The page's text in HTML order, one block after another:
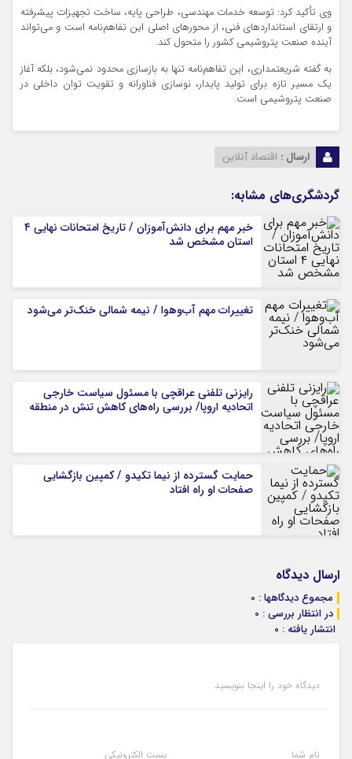
وی تأکید کرد: توسعه خدمات مهندسی، طراحی پایه، ساخت تجهیزات پیشرفته
و ارتقای استاندارد‌های فنی، از محور‌های اصلی این تفاهم‌نامه است و می‌تواند
آینده صنعت پتروشیمی کشور را متحول کند.
به گفته شریعتمداری، این تفاهم‌نامه تنها به بازسازی محدود نمی‌شود، بلکه آغاز
یک مسیر تازه برای تولید پایدار، نوسازی فناورانه و تقویت توان داخلی در
صنعت پتروشیمی است.
ارسال : اقتصاد آنلاین
گردشگری‌های مشابه:
خبر مهم برای دانش‌آموزان / تاریخ امتحانات نهایی ۴
استان مشخص شد
تغییرات مهم آب‌وهوا / نیمه شمالی خنک‌تر می‌شود
رایزنی تلفنی عراقچی با مسئول سیاست خارجی
اتحادیه اروپا/ بررسی راه‌های کاهش تنش در منطقه
حمایت گسترده از نیما تکیدو / کمپین بازگشایی
صفحات او راه افتاد
ارسال دیدگاه
مجموع دیدگاهها : 0
در انتظار بررسی : 0
انتشار یافته : 0
دیدگاه خود را اینجا بنویسید
نام شما پست الکترونیکی